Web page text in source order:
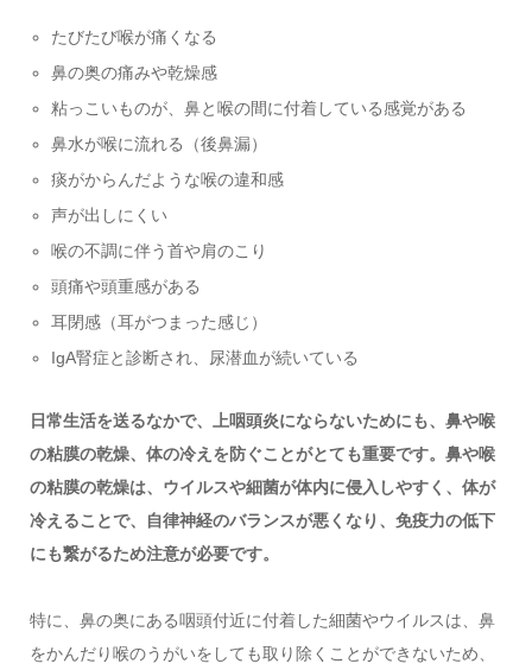
たびたび喉が痛くなる
鼻の奥の痛みや乾燥感
粘っこいものが、鼻と喉の間に付着している感覚がある
鼻水が喉に流れる（後鼻漏）
痰がからんだような喉の違和感
声が出しにくい
喉の不調に伴う首や肩のこり
頭痛や頭重感がある
耳閉感（耳がつまった感じ）
IgA腎症と診断され、尿潜血が続いている
日常生活を送るなかで、上咽頭炎にならないためにも、鼻や喉
の粘膜の乾燥、体の冷えを防ぐことがとても重要です。鼻や喉
の粘膜の乾燥は、ウイルスや細菌が体内に侵入しやすく、体が
冷えることで、自律神経のバランスが悪くなり、免疫力の低下
にも繋がるため注意が必要です。
特に、鼻の奥にある咽頭付近に付着した細菌やウイルスは、鼻
をかんだり喉のうがいをしても取り除くことができないため、